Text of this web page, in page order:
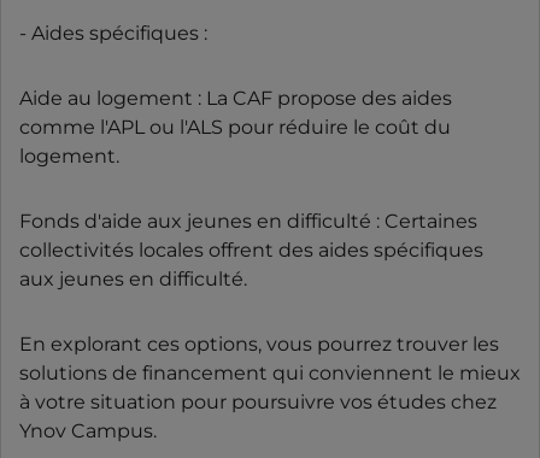
- Aides spécifiques :
Aide au logement : La CAF propose des aides
comme l'APL ou l'ALS pour réduire le coût du
logement.
Fonds d'aide aux jeunes en difficulté : Certaines
collectivités locales offrent des aides spécifiques
aux jeunes en difficulté.
En explorant ces options, vous pourrez trouver les
solutions de financement qui conviennent le mieux
à votre situation pour poursuivre vos études chez
Ynov Campus.